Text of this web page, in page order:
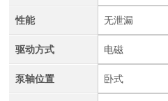
性能 无泄漏
驱动方式 电磁
泵轴位置 卧式